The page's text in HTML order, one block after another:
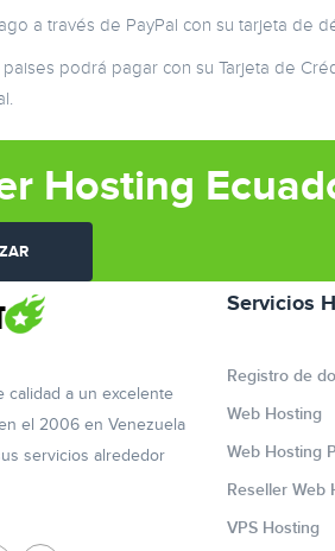
a través de PayPal con su tarjeta de
podrá pagar con su Tarjeta de
Hosting
calidad a un excelente
el 2006 en Venezuela
servicios alrededor
Servicios
Registro de
Web Hosting
Web Hosting
Reseller Web
VPS Hosting